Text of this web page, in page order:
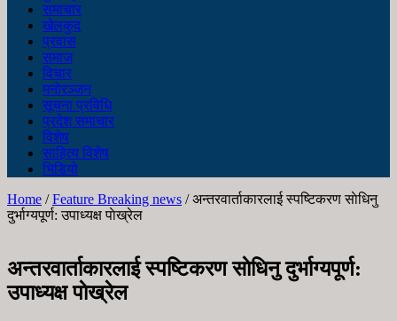
समाचार
खेलकुद
प्रवास
समाज
विचार
मनोरञ्जन
सूचना प्रविधि
प्रदेश समाचार
विशेष
साहित्य विशेष
भिडियो
Home /Feature Breaking news /अन्तरवार्ताकारलाई स्पष्टिकरण साेधिनु
दुर्भाग्यपूर्ण: उपाध्यक्ष पाेख्रेल
अन्तरवार्ताकारलाई स्पष्टिकरण साेधिनु दुर्भाग्यपूर्ण:
उपाध्यक्ष पाेख्रेल